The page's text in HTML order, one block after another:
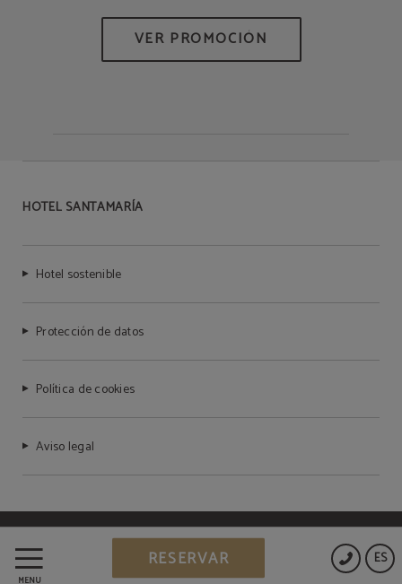
MENÚ
ES
RESERVAR
HOTEL SANTAMARÍA
Hotel sostenible
Protección de datos
Política de cookies
Aviso legal
Powered by Keytel
Compra segura